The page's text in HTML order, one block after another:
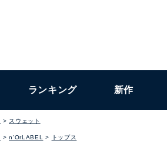
ランキング 新作
スウェット
n'OrLABEL トップス